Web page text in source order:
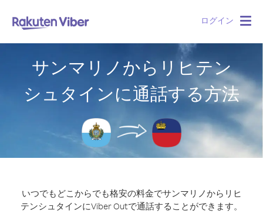
ログイン
サンマリノからリヒテン
シュタインに通話する方法
いつでもどこからでも格安の料金でサンマリノからリヒ
テンシュタインにViber Outで通話することができます。